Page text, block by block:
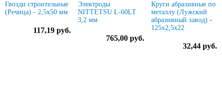
Гвозди строительные
(Речица) - 2,5х50 мм
117,19 руб.
Электроды
NITTETSU L-60LT
3,2 мм
765,00 руб.
Круги абразивные по
металлу (Лужский
абразивный завод) -
125х2,5х22
32,44 руб.